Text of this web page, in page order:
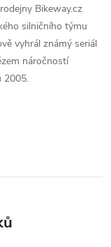
Bikeway.cz
silničního týmu
vyhrál známý seriál
náročností
2005.